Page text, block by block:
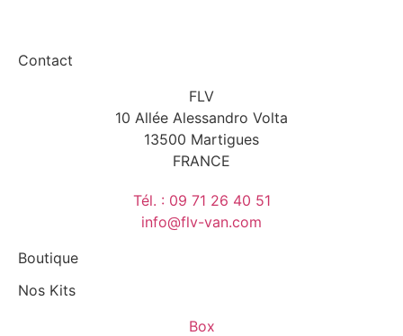
Contact
FLV
10 Allée Alessandro Volta
13500 Martigues
FRANCE
Tél. : 09 71 26 40 51
info@flv-van.com
Boutique
Nos Kits
Box